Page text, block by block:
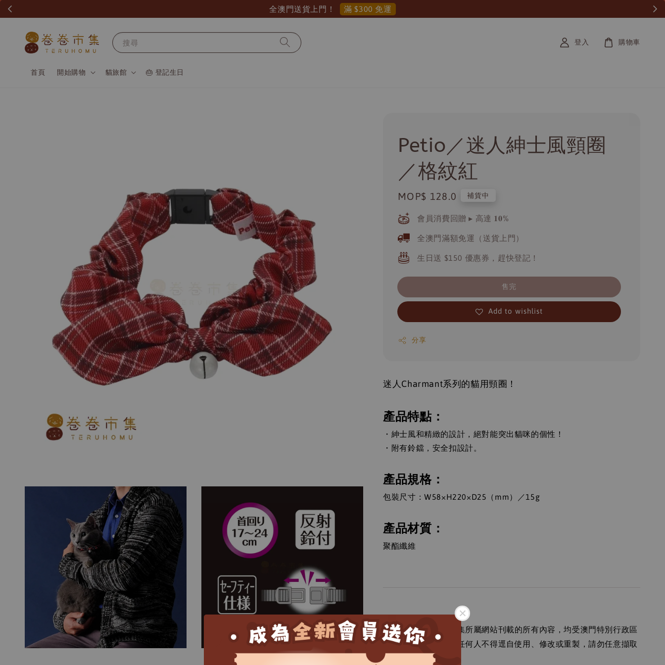
全澳門送貨上門！ 滿 $300 免運
搜尋
首頁 開始購物 貓旅館 🎂 登記生日
登入 購物車
Petio／迷人紳士風頸圈
／格紋紅
Regular
price
MOP$ 128.0 補貨中
會員消費回贈 ▸ 高達 𝟏𝟎%
全澳門滿額免運（送貨上門）
生日送 $150 優惠券，趕快登記！
售完
Add to wishlist
分享
迷人Charmant系列的貓用頸圈！
產品特點：
・ 紳士風和精緻的設計，絕對能突出貓咪的個性！
・ 附有鈴鐺，安全扣設計。
產品規格：
包裝尺寸：W58×H220×D25（mm）／15g
產品材質：
聚酯纖維
＊＊卷尾家、卷卷市集所屬網站刊載的所有內容，均受澳門特別行政區
著作財產權法保障，任何人不得逕自使用、修改或重製，請勿任意擷取
擅為商業用途。